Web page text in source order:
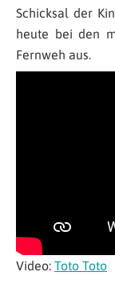
Schicksal der
heute bei den
Fernweh aus.
Video: Toto Toto